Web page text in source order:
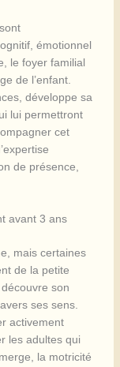
émotionnel
le foyer familial
de l’enfant.
développe sa
lui permettront
cet
de présence,
avant 3 ans
mais certaines
de la petite
son
ses sens.
activement
les adultes qui
la motricité